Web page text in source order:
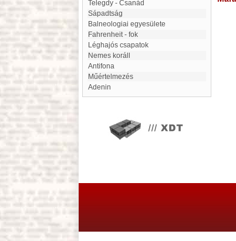
Telegdy - Csanád
Sápadtság
Balneologiai egyesülete
Fahrenheit - fok
Léghajós csapatok
Nemes koráll
Antifona
Műértelmezés
adenin